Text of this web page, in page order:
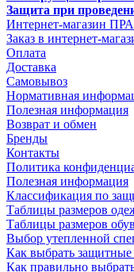
Защита при
Интернет-магазин
Заказ в интернет-
Оплата
Доставка
Самовывоз
Нормативная
Полезная информация
Возврат и обмен
Бренды
Контакты
Политика
Полезная информация
Классификация по
Таблицы размеров
Таблицы размеров
Выбор утепленной
Как выбрать защитные
Как правильно